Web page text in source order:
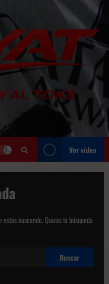
Ver vídeo
buscando. Quizás la búsqueda